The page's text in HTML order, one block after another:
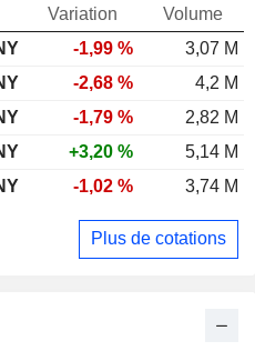
Variation
Volume
-1,99 %
3,07 M
-2,68 %
4,2 M
-1,79 %
2,82 M
+3,20 %
5,14 M
-1,02 % 3,74 M
Plus de cotations